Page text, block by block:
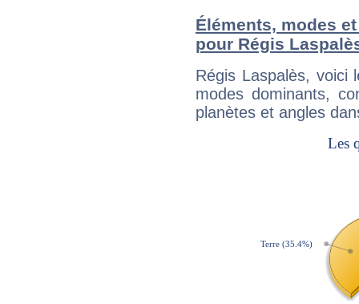
Éléments, modes
pour Régis
Régis Laspalès, voici
modes dominants,
planètes et angles